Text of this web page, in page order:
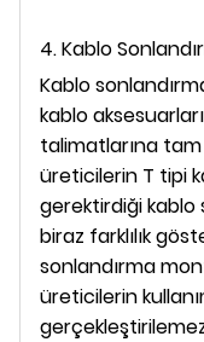
4. Kablo
Kablo
kablo
talimatlarına tam
üreticilerin T tipi
gerektirdiği kablo
biraz farklılık
sonlandırma
üreticilerin